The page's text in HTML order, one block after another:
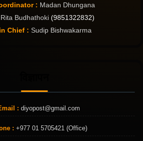
: Madan Dhungana
Rita Budhathoki (9851322832)
Chief : Sudip Bishwakarma
: diyopost@gmail.com
: +977 01 5705421 (Office)